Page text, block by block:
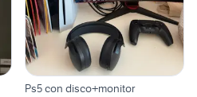
Ps5 con disco+monitor